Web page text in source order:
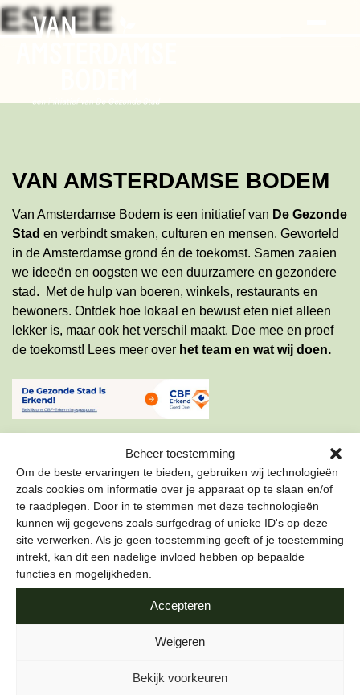
Beheer toestemming
Om de beste ervaringen te bieden, gebruiken wij technologieën
zoals cookies om informatie over je apparaat op te slaan en/of
te raadplegen. Door in te stemmen met deze technologieën
kunnen wij gegevens zoals surfgedrag of unieke ID's op deze
site verwerken. Als je geen toestemming geeft of je toestemming
intrekt, kan dit een nadelige invloed hebben op bepaalde
functies en mogelijkheden.
Accepteren
Weigeren
Bekijk voorkeuren
Skip
to
Search
ESMEE
VAN AMSTERDAMSE BODEM
Van Amsterdamse Bodem is een initiatief van De Gezonde
Stad en verbindt smaken, culturen en mensen. Geworteld
in de Amsterdamse grond én de toekomst. Samen zaaien
we ideeën en oogsten we een duurzamere en gezondere
stad. Met de hulp van boeren, winkels, restaurants en
bewoners. Ontdek hoe lokaal en bewust eten niet alleen
lekker is, maar ook het verschil maakt. Doe mee en proef
de toekomst! Lees meer over het team en wat wij doen.
ONZE NIEUWSBRIEF
Schrijf je in voor onze nieuwsbrief om als eerste te lezen
over de leukste projecten en duurzame tips over hoe jij de
stad gezond kunt maken.